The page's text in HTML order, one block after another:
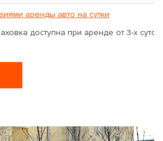
аренды авто на сутки
доступна при аренде от 3-х суток